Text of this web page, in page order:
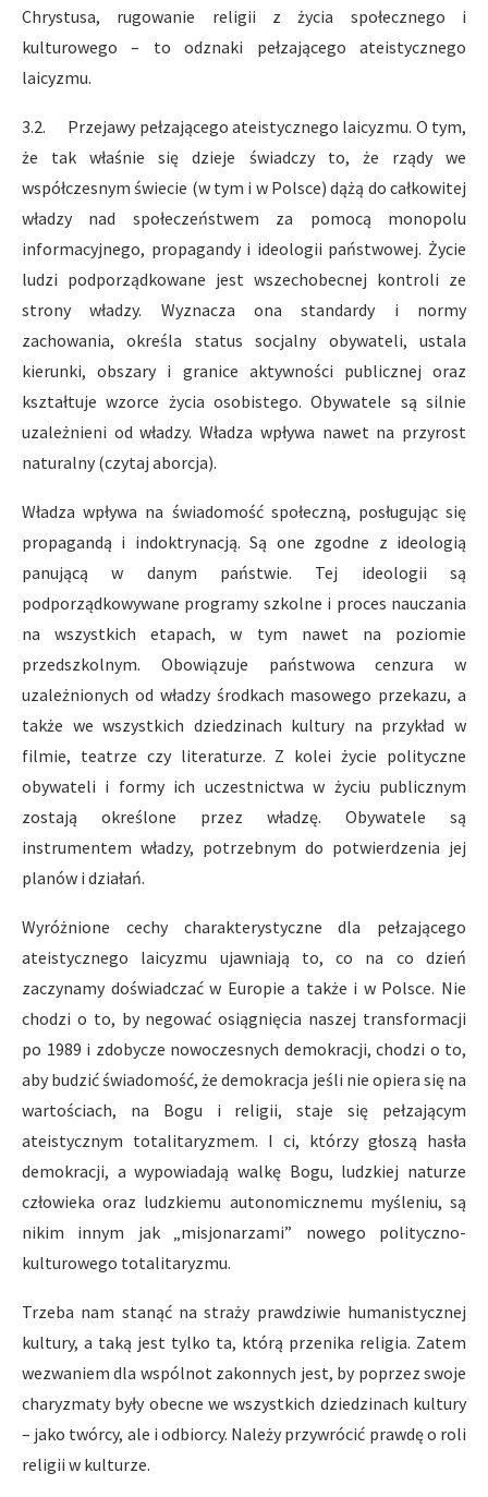
Chrystusa, rugowanie religii z życia społecznego i
kulturowego – to odznaki pełzającego ateistycznego
laicyzmu.
3.2. Przejawy pełzającego ateistycznego laicyzmu. O tym,
że tak właśnie się dzieje świadczy to, że rządy we
współczesnym świecie (w tym i w Polsce) dążą do całkowitej
władzy nad społeczeństwem za pomocą monopolu
informacyjnego, propagandy i ideologii państwowej. Życie
ludzi podporządkowane jest wszechobecnej kontroli ze
strony władzy. Wyznacza ona standardy i normy
zachowania, określa status socjalny obywateli, ustala
kierunki, obszary i granice aktywności publicznej oraz
kształtuje wzorce życia osobistego. Obywatele są silnie
uzależnieni od władzy. Władza wpływa nawet na przyrost
naturalny (czytaj aborcja).
Władza wpływa na świadomość społeczną, posługując się
propagandą i indoktrynacją. Są one zgodne z ideologią
panującą w danym państwie. Tej ideologii są
podporządkowywane programy szkolne i proces nauczania
na wszystkich etapach, w tym nawet na poziomie
przedszkolnym. Obowiązuje państwowa cenzura w
uzależnionych od władzy środkach masowego przekazu, a
także we wszystkich dziedzinach kultury na przykład w
filmie, teatrze czy literaturze. Z kolei życie polityczne
obywateli i formy ich uczestnictwa w życiu publicznym
zostają określone przez władzę. Obywatele są
instrumentem władzy, potrzebnym do potwierdzenia jej
planów i działań.
Wyróżnione cechy charakterystyczne dla pełzającego
ateistycznego laicyzmu ujawniają to, co na co dzień
zaczynamy doświadczać w Europie a także i w Polsce. Nie
chodzi o to, by negować osiągnięcia naszej transformacji
po 1989 i zdobycze nowoczesnych demokracji, chodzi o to,
aby budzić świadomość, że demokracja jeśli nie opiera się na
wartościach, na Bogu i religii, staje się pełzającym
ateistycznym totalitaryzmem. I ci, którzy głoszą hasła
demokracji, a wypowiadają walkę Bogu, ludzkiej naturze
człowieka oraz ludzkiemu autonomicznemu myśleniu, są
nikim innym jak „misjonarzami” nowego polityczno-
kulturowego totalitaryzmu.
Trzeba nam stanąć na straży prawdziwie humanistycznej
kultury, a taką jest tylko ta, którą przenika religia. Zatem
wezwaniem dla wspólnot zakonnych jest, by poprzez swoje
charyzmaty były obecne we wszystkich dziedzinach kultury
– jako twórcy, ale i odbiorcy. Należy przywrócić prawdę o roli
religii w kulturze.